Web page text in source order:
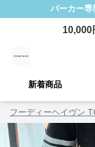
パーカー専
10,000
新着商品
フーディーヘイヴン